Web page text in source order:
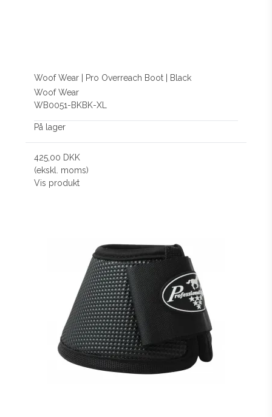
Woof Wear | Pro Overreach Boot | Black
Woof Wear
WB0051-BKBK-XL
På lager
425,00 DKK
(ekskl. moms)
Vis produkt